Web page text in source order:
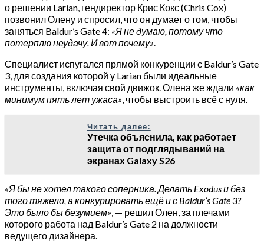
о решении Larian, гендиректор Крис Кокс (Chris Cox)
позвонил Олену и спросил, что он думает о том, чтобы
заняться Baldur’s Gate 4: «Я не думаю, потому что
потерплю неудачу. И вот почему».
Специалист испугался прямой конкуренции с Baldur’s Gate
3, для создания которой у Larian были идеальные
инструменты, включая свой движок. Олена же ждали «как
минимум пять лет ужаса», чтобы выстроить всё с нуля.
Читать далее:
Утечка объяснила, как работает
защита от подглядываний на
экранах Galaxy S26
«Я бы не хотел такого соперника. Делать Exodus и без
того тяжело, а конкурировать ещё и с Baldur’s Gate 3?
Это было бы безумием», — решил Олен, за плечами
которого работа над Baldur’s Gate 2 на должности
ведущего дизайнера.